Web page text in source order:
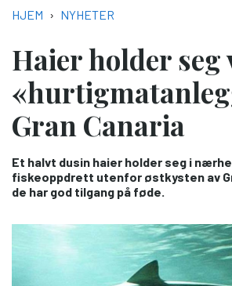
NAVIGASJONSSTI
HJEM NYHETER
Haier holder seg
Gran Canaria
Et halvt dusin haier holder seg i
fiskeoppdrett utenfor østkysten av
de har god tilgang på føde.